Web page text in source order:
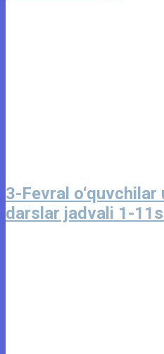
3-Fevral o‘quvchilar
darslar jadvali 1-